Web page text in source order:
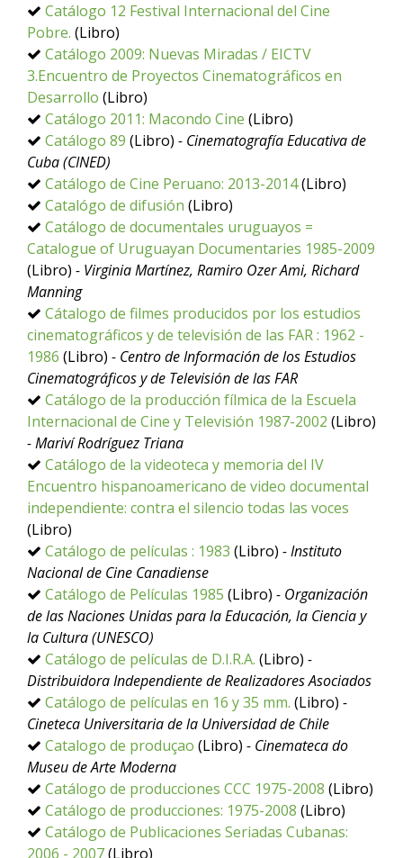
Catálogo 12 Festival Internacional del Cine
Pobre. (Libro)
Catálogo 2009: Nuevas Miradas / EICTV
3.Encuentro de Proyectos Cinematográficos en
Desarrollo (Libro)
Catálogo 2011: Macondo Cine (Libro)
Catálogo 89 (Libro) - Cinematografía Educativa de
Cuba (CINED)
Catálogo de Cine Peruano: 2013-2014(Libro)
Catalógo de difusión (Libro)
Catálogo de documentales uruguayos =
Catalogue of Uruguayan Documentaries 1985-2009
(Libro) - Virginia Martínez, Ramiro Ozer Ami, Richard
Manning
Cátalogo de filmes producidos por los estudios
cinematográficos y de televisión de las FAR : 1962 -
1986 (Libro) - Centro de Información de los Estudios
Cinematográficos y de Televisión de las FAR
Catálogo de la producción fílmica de la Escuela
Internacional de Cine y Televisión 1987-2002 (Libro)
- Mariví Rodríguez Triana
Catálogo de la videoteca y memoria del IV
Encuentro hispanoamericano de video documental
independiente: contra el silencio todas las voces
(Libro)
Catálogo de películas : 1983 (Libro) - Instituto
Nacional de Cine Canadiense
Catálogo de Películas 1985 (Libro) - Organización
de las Naciones Unidas para la Educación, la Ciencia y
la Cultura (UNESCO)
Catálogo de películas de D.I.R.A. (Libro) -
Distribuidora Independiente de Realizadores Asociados
Catálogo de películas en 16 y 35 mm. (Libro) -
Cineteca Universitaria de la Universidad de Chile
Catalogo de produçao (Libro) - Cinemateca do
Museu de Arte Moderna
Catálogo de producciones CCC 1975-2008 (Libro)
Catálogo de producciones: 1975-2008 (Libro)
Catálogo de Publicaciones Seriadas Cubanas:
2006 - 2007(Libro)